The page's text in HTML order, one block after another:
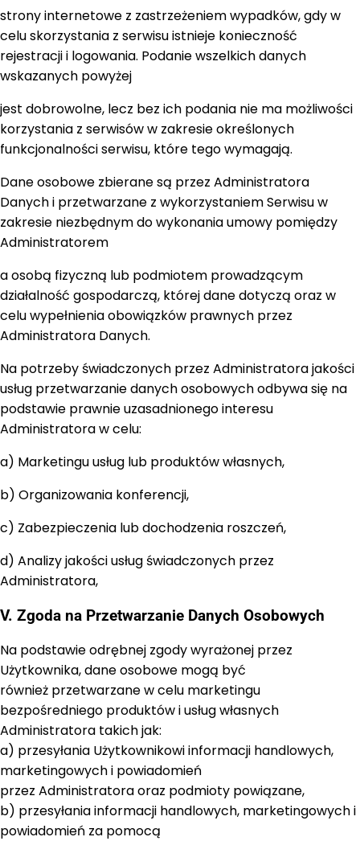
strony internetowe z zastrzeżeniem wypadków, gdy w
celu skorzystania z serwisu istnieje konieczność
rejestracji i logowania. Podanie wszelkich danych
wskazanych powyżej
jest dobrowolne, lecz bez ich podania nie ma możliwości
korzystania z serwisów w zakresie określonych
funkcjonalności serwisu, które tego wymagają.
Dane osobowe zbierane są przez Administratora
Danych i przetwarzane z wykorzystaniem Serwisu w
zakresie niezbędnym do wykonania umowy pomiędzy
Administratorem
a osobą fizyczną lub podmiotem prowadzącym
działalność gospodarczą, której dane dotyczą oraz w
celu wypełnienia obowiązków prawnych przez
Administratora Danych.
Na potrzeby świadczonych przez Administratora jakości
usług przetwarzanie danych osobowych odbywa się na
podstawie prawnie uzasadnionego interesu
Administratora w celu:
a) Marketingu usług lub produktów własnych,
b) Organizowania konferencji,
c) Zabezpieczenia lub dochodzenia roszczeń,
d) Analizy jakości usług świadczonych przez
Administratora,
V. Zgoda na Przetwarzanie Danych Osobowych
Na podstawie odrębnej zgody wyrażonej przez
Użytkownika, dane osobowe mogą być
również przetwarzane w celu marketingu
bezpośredniego produktów i usług własnych
Administratora takich jak:
a) przesyłania Użytkownikowi informacji handlowych,
marketingowych i powiadomień
przez Administratora oraz podmioty powiązane,
b) przesyłania informacji handlowych, marketingowych i
powiadomień za pomocą